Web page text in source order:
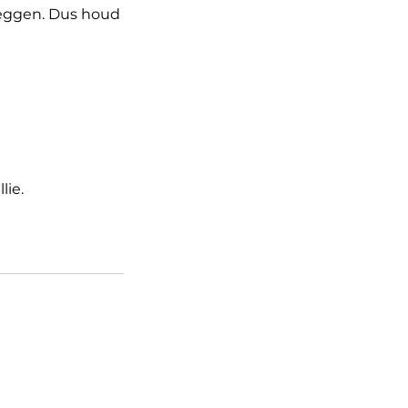
Dus houd